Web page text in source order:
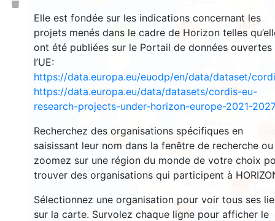
Elle est fondée sur les indications concernant les
projets menés dans le cadre de Horizon telles
ont été publiées sur le Portail de données ouvertes
l’UE:
https://data.europa.eu/euodp/en/data/dataset/
https://data.europa.eu/data/datasets/cordis-eu-
research-projects-under-horizon-europe-2021-2027
Recherchez des organisations spécifiques en
saisissant leur nom dans la fenêtre de recherche ou
zoomez sur une région du monde de votre choix
trouver des organisations qui participent à
Sélectionnez une organisation pour voir tous ses
sur la carte. Survolez chaque ligne pour afficher le
9 263
59
474
3559
1574
18721
1540